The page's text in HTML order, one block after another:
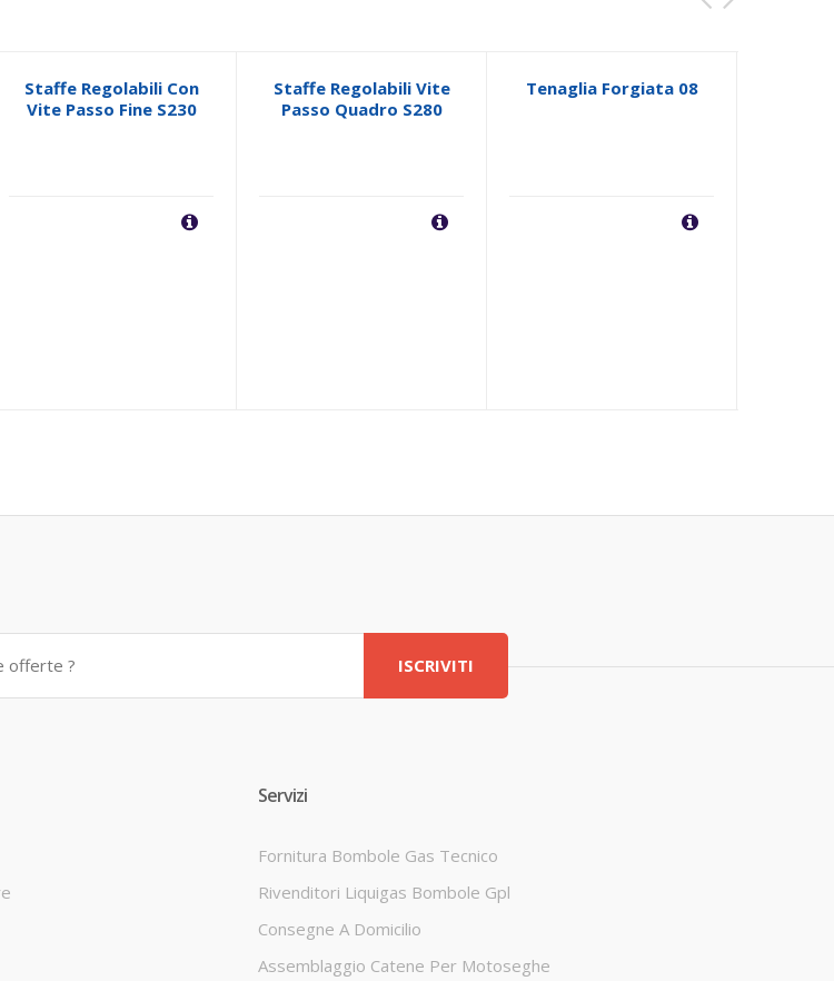
Staffe Regolabili Con
Vite Passo Fine S230
Staffe Regolabili Vite
Passo Quadro S280
Tenaglia Forgiata 08
ISCRIVITI
Servizi
Fornitura Bombole Gas Tecnico
Rivenditori Liquigas Bombole Gpl
Consegne A Domicilio
Assemblaggio Catene Per Motoseghe